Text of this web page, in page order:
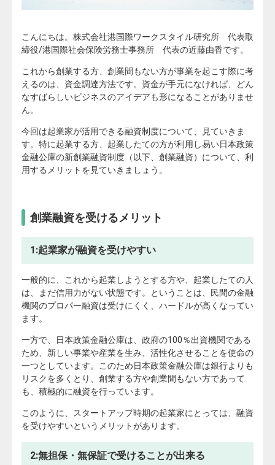
こんにちは。株式会社港国際ワークスタイル研究所 代表取
締役/港国際社会保険労務士事務所 代表の近藤由香です。
これから創業する方、創業間もない方が事業を起こす際に考
えるのは、資金調達方法です。資金が手元になければ、どん
なすばらしいビジネスのアイデアも形になることがありませ
ん。
今回は起業家が活用できる融資制度について、見ていきま
す。特に起業する方、起業したての方が利用し易い日本政策
金融公庫の新創業融資制度（以下、創業融資）について、利
用するメリットを見ていきましょう。
創業融資を受けるメリット
1:起業家が融資を受けやすい
一般的に、これから起業しようとする方や、起業したての人
は、まだ信用力がない状態です。ということは、民間の金融
機関のプロパー融資は受けにくく、ハードルが高くなってい
ます。
一方で、日本政策金融公庫は、政府の100％出資機関である
ため、新しい事業や産業を生み、活性化させることを使命の
一つとしています。このため日本政策金融公庫は銀行よりも
リスクを多くとり、創業する方や創業間もない方であって
も、積極的に融資を行っています。
このように、スタートアップ時期の起業家にとっては、融資
を受けやすいというメリットがあります。
2:無担保・無保証で受けることが出来る